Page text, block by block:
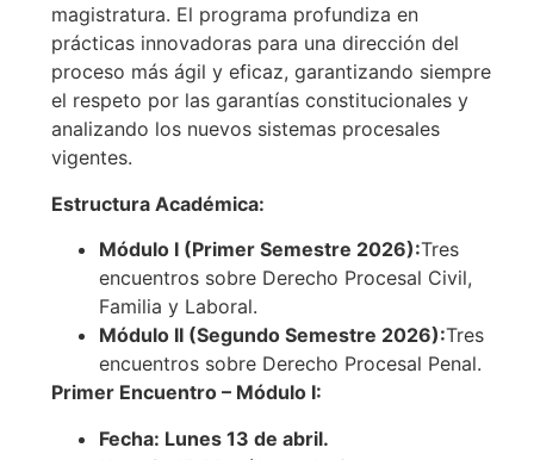
magistratura. El programa profundiza en
prácticas innovadoras para una dirección del
proceso más ágil y eficaz, garantizando siempre
el respeto por las garantías constitucionales y
analizando los nuevos sistemas procesales
vigentes.
Estructura Académica:
Módulo I (Primer Semestre 2026):Tres
encuentros sobre Derecho Procesal Civil,
Familia y Laboral.
Módulo II (Segundo Semestre 2026):Tres
encuentros sobre Derecho Procesal Penal.
Primer Encuentro – Módulo I:
Fecha: Lunes 13 de abril.